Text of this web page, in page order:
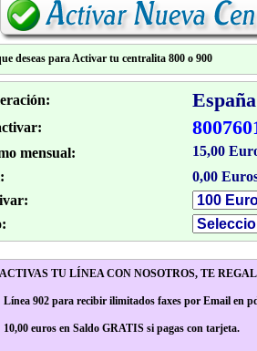
deseas para Activar tu centralita 800 o 900
mensual:
15,00
0,00
TU LÍNEA CON NOSOTROS, TE
Línea 902 para recibir ilimitados faxes por Email en
10,00 euros en Saldo GRATIS si pagas con tarjeta.